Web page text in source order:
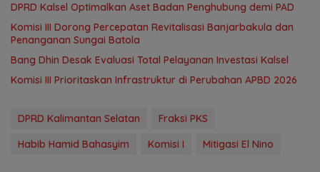
‎DPRD Kalsel Optimalkan Aset Badan Penghubung demi PAD
‎Komisi III Dorong Percepatan Revitalisasi Banjarbakula dan
Penanganan Sungai Batola
‎Bang Dhin Desak Evaluasi Total Pelayanan Investasi Kalsel
‎Komisi III Prioritaskan Infrastruktur di Perubahan APBD 2026
DPRD Kalimantan Selatan
Fraksi PKS
Habib Hamid Bahasyim
Komisi I Mitigasi El Nino